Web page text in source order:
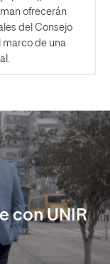
ofrecerán
del Consejo
marco de una
con UNIR